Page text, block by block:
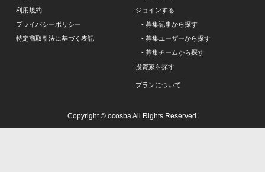
利用規約
プライバシーポリシー
特定商取引法に基づく表記
ジョインする
- 募集記事から探す
- 募集ユーザーから探す
- 募集チームから探す
投資家を探す
プランについて
Copyright © ocosba All Rights Reserved.